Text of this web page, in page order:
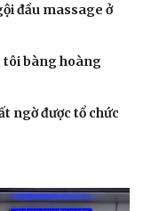
đầu massage ở
tôi bàng hoàng
ngờ được tổ chức